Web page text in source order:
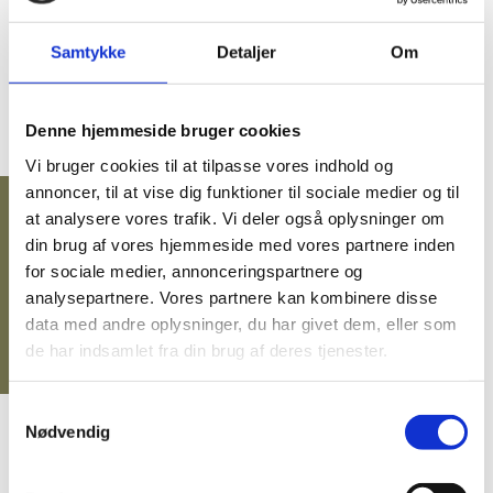
Samtykke Detaljer Om
Denne hjemmeside bruger cookies
Vi bruger cookies til at tilpasse vores indhold og
annoncer, til at vise dig funktioner til sociale medier og til
at analysere vores trafik. Vi deler også oplysninger om
din brug af vores hjemmeside med vores partnere inden
for sociale medier, annonceringspartnere og
analysepartnere. Vores partnere kan kombinere disse
data med andre oplysninger, du har givet dem, eller som
de har indsamlet fra din brug af deres tjenester.
Nødvendig
68.650,00 DKK eksl. moms
(85.812,50 DKK )
GRATIS fragt på alt!
NØGLESKABE / NØGLEBOKSE
BATTERISKABE
BRANDSIKRE BATTERISKABE
SERVERSKABE
MOBILHOTEL
MEDICINSKABE TIL PLEJEHJEM/BOSTEDER
BRUGTE SKABE - LAGERSALG